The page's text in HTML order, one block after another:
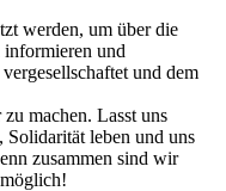
werden, um über die
informieren und
und dem
machen. Lasst uns
Solidarität leben und uns
zusammen sind wir